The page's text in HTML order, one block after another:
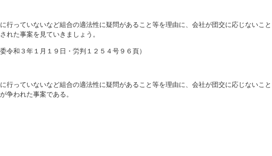
行っていないなど組合の適法性に疑問があること等を理由に、会社が団交に応じないこと
れた事案を見ていきましょう。
委令和３年１月１９日・労判１２５４号９６頁）
行っていないなど組合の適法性に疑問があること等を理由に、会社が団交に応じないこと
争われた事案である。